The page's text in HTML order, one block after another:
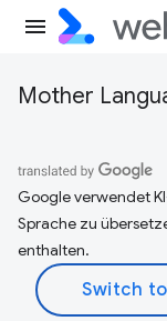
Mother
Google verwendet
Sprache zu
enthalten.